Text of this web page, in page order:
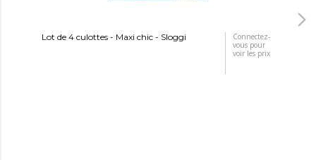
Lot de 4 culottes - Maxi chic - Sloggi
Connectez-
vous pour
voir les prix